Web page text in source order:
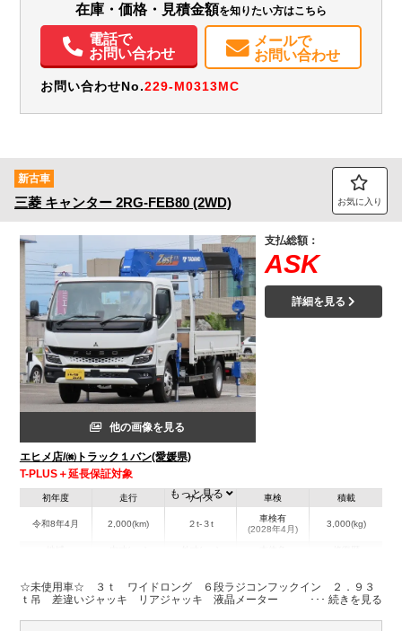
パワステ パワーウィンドウ ABS エアバッグ
電動格納ミラー
バックモニター
在庫・価格・見積金額を知りたい方はこちら
電話で
お問い合わせ
メールで
お問い合わせ
お問い合わせNo.229-M0313MC
新古車
三菱 キャンター 2RG-FEB80 (2WD) お気に入り
他の画像を見る
エヒメ店/㈱トラック１バン(愛媛県)
T-PLUS＋延長保証対象
支払総額：
ASK
詳細を見る
初年度
令和8年4月
走行
2,000(km)
サイズ
２t-３t
車検
車検有
(2028年4月)
積載
3,000(kg)
愛媛県
W:2,070
H:370
W:2,220
H:2,890
装備情報
もっと見る
☆未使用車☆ ３ｔ ワイドロング ６段ラジコンフックイン ２．９３
ｔ吊 差違いジャッキ リアジャッキ 液晶メーター